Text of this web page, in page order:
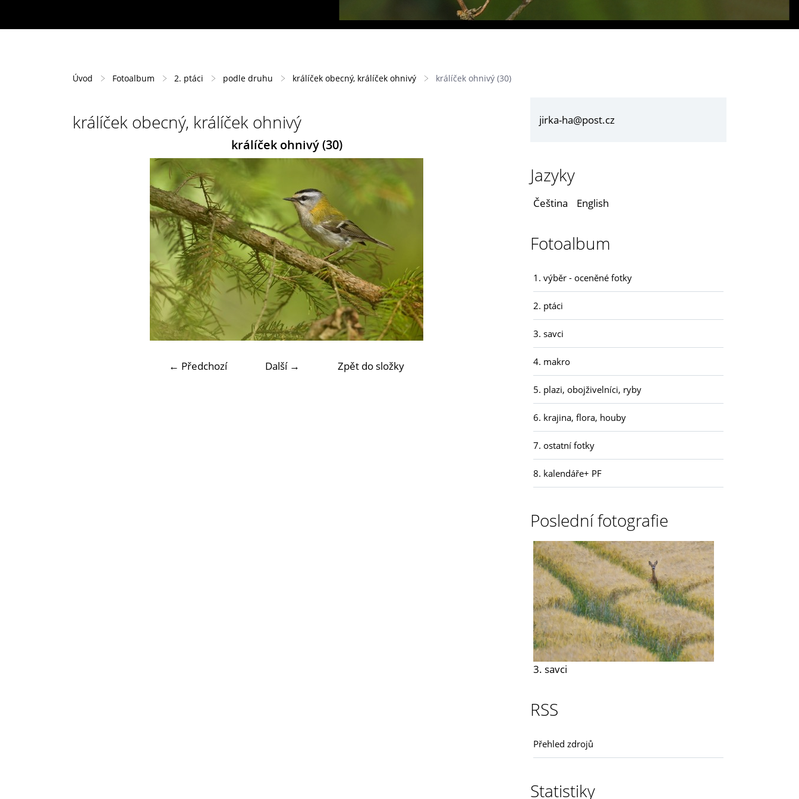
Úvod Fotoalbum 2. ptáci podle druhu králíček obecný, králíček ohnivý králíček ohnivý (30)
králíček obecný, králíček ohnivý
králíček ohnivý (30)
← Předchozí Další → Zpět do složky
jirka-ha@post.cz
Jazyky
Čeština English
Fotoalbum
1. výběr - oceněné fotky
2. ptáci
3. savci
4. makro
5. plazi, obojživelníci, ryby
6. krajina, flora, houby
7. ostatní fotky
8. kalendáře+ PF
Poslední fotografie
3. savci
RSS
Přehled zdrojů
Statistiky